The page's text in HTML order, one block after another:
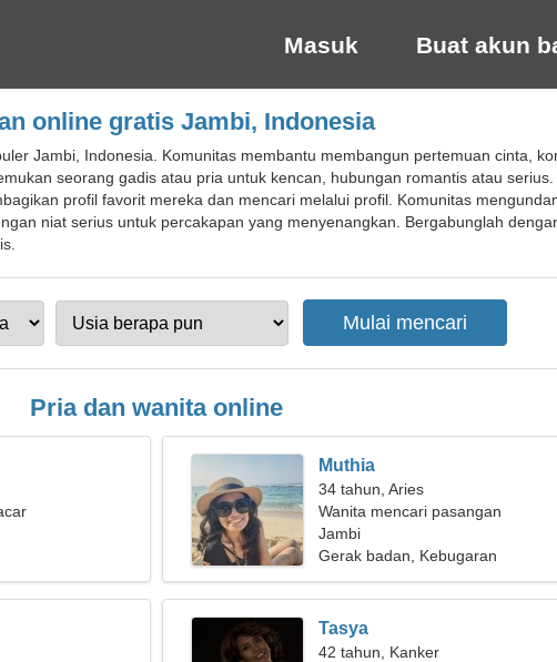
Masuk Buat akun
online gratis Jambi, Indonesia
Jambi, Indonesia. Komunitas membantu membangun pertemuan cinta,
seorang gadis atau pria untuk kencan, hubungan romantis atau
profil favorit mereka dan mencari melalui profil. Komunitas
niat serius untuk percakapan yang menyenangkan. Bergabunglah
Pria dan wanita online
Muthia
34 tahun, Aries
Wanita mencari pasangan
Jambi
Gerak badan, Kebugaran
Tasya
42 tahun, Kanker